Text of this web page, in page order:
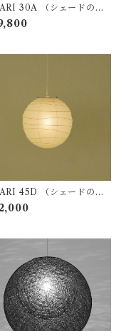
30A （シェードの
/ イサム ノグチ（Isamu
45D （シェードの
/ イサム ノグチ（Isamu
/ オゼキ（尾関）